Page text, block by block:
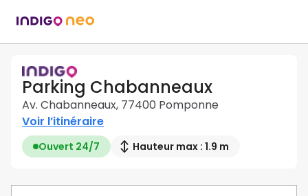
Parking Chabanneaux
Av. Chabanneaux, 77400 Pomponne
Voir l’itinéraire
Ouvert 24/7 Hauteur max : 1.9 m